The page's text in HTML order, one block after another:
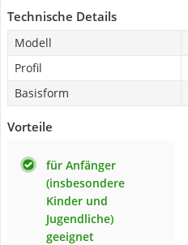
Technische Details
Modell
Profil
Basisform
Vorteile
für Anfänger
(insbesondere
Kinder und
Jugendliche)
geeignet